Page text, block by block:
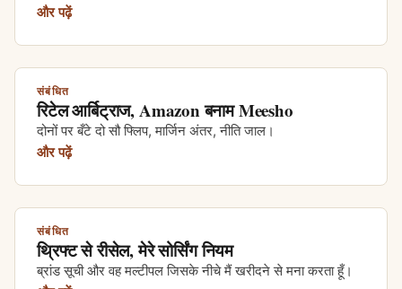
और पढ़ें
संबंधित
रिटेल आर्बिट्राज, Amazon बनाम Meesho
दोनों पर बँटे दो सौ फ्लिप, मार्जिन अंतर, नीति जाल।
और पढ़ें
संबंधित
थ्रिफ्ट से रीसेल, मेरे सोर्सिंग नियम
ब्रांड सूची और वह मल्टीपल जिसके नीचे मैं खरीदने से मना करता हूँ।